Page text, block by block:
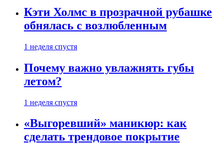
Кэти Холмс в прозрачной рубашке
обнялась с возлюбленным
1 неделя спустя
Почему важно увлажнять губы
летом?
1 неделя спустя
«Выгоревший» маникюр: как
сделать трендовое покрытие